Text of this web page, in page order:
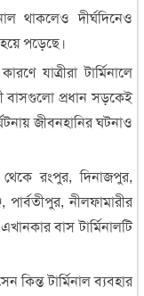
থাকলেও দীর্ঘদিনেও
পড়েছে।
যাত্রীরা টার্মিনালে
বাসগুলো প্রধান সড়কেই
জীবনহানির ঘটনাও
থেকে রংপুর, দিনাজপুর,
নীলফামারীর
বাস টার্মিনালটি
কিন্ত টার্মিনাল ব্যবহার